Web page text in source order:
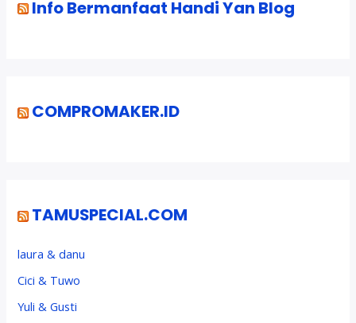
Info Bermanfaat Handi Yan Blog
COMPROMAKER.ID
TAMUSPECIAL.COM
laura & danu
Cici & Tuwo
Yuli & Gusti